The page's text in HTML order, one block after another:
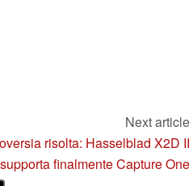
Next article
risolta: Hasselblad X2D II
supporta finalmente Capture One